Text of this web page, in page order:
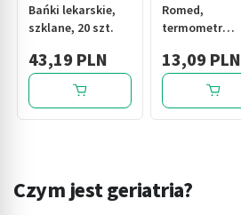
Bańki lekarskie,
szklane, 20 szt.
43,19 PLN
Romed,
termometr
bezrtęciowy, 1
szt.
13,09 PLN
Czym jest geriatria?